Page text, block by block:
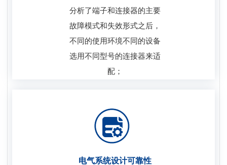
分析了端子和连接器的主要
故障模式和失效形式之后，
不同的使用环境不同的设备
选用不同型号的连接器来适
配；
电气系统设计可靠性